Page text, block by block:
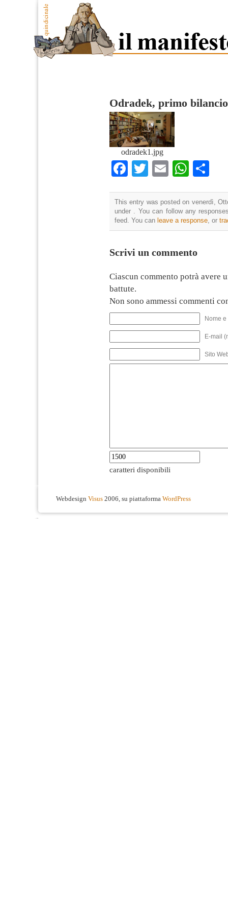
Odradek, primo bilancio
odradek1.jpg
Facebook
TwitterEmail
This entry was posted on venerdì,
under . You can follow any
feed. You can leave a response , or
Scrivi un commento
Ciascun commento potrà avere
battute.
Non sono ammessi commenti
Nome
E-mail
Sito
caratteri disponibili
Webdesign Visus 2006, su piattaforma WordPress